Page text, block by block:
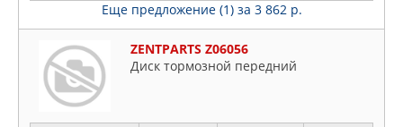
Еще предложение (1) за 3 862 р.
ZENTPARTS Z06056
Диск тормозной передний